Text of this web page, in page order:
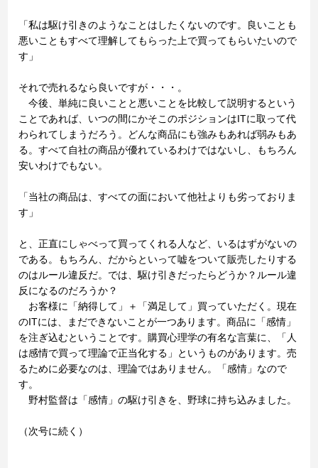
「私は駆け引きのようなことはしたくないのです。良いことも
悪いこともすべて理解してもらった上で買ってもらいたいので
す」
それで売れるなら良いですが・・・。
今後、単純に良いことと悪いことを比較して説明するという
ことであれば、いつの間にかそこのポジションはITに取って代
わられてしまうだろう。どんな商品にも強みもあれば弱みもあ
る。すべて自社の商品が優れているわけではないし、もちろん
安いわけでもない。
「当社の商品は、すべての面において他社よりも劣っておりま
す」
と、正直にしゃべって買ってくれる人など、いるはずがないの
である。もちろん、だからといって嘘をついて販売したりする
のはルール違反だ。では、駆け引きだったらどうか？ルール違
反になるのだろうか？
お客様に「納得して」＋「満足して」買っていただく。現在
のITには、まだできないことが一つあります。商品に「感情」
を注ぎ込むということです。購買心理学の有名な言葉に、「人
は感情で買って理論で正当化する」というものがあります。売
るために必要なのは、理論ではありません。「感情」なので
す。
野村監督は「感情」の駆け引きを、野球に持ち込みました。
（次号に続く）